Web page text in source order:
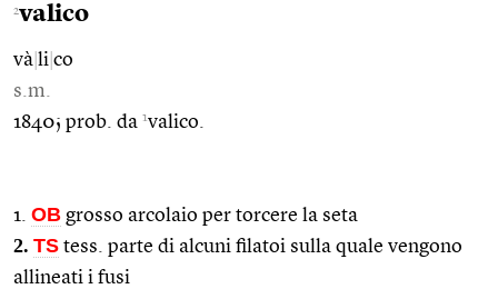
2valico
và li co
s.m.
1840; prob. da 1valico.
1. OB grosso arcolaio per torcere la seta
2. TS tess. parte di alcuni filatoi sulla quale vengono
allineati i fusi